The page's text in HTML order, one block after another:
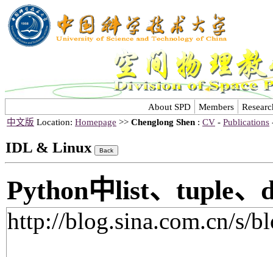
About SPD Members
中文版 Location: Homepage >> Chenglong Shen : CV - Publications
IDL & Linux
Python中list、tuple
http://blog.sina.com.cn/s/